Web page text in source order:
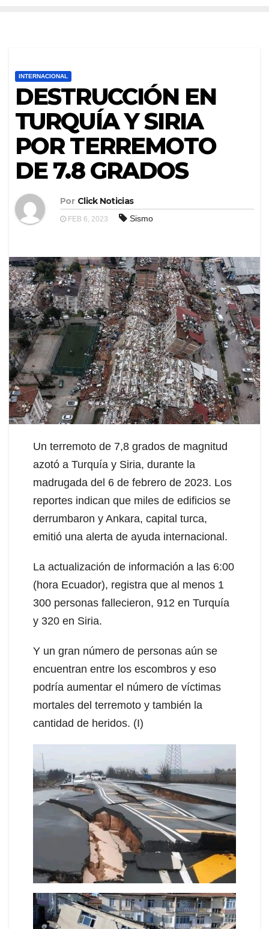
INTERNACIONAL
DESTRUCCIÓN EN
TURQUÍA Y SIRIA
POR TERREMOTO
DE 7.8 GRADOS
Por Click Noticias
FEB 6, 2023 Sismo
Un terremoto de 7,8 grados de magnitud
azotó a Turquía y Siria, durante la
madrugada del 6 de febrero de 2023. Los
reportes indican que miles de edificios se
derrumbaron y Ankara, capital turca,
emitió una alerta de ayuda internacional.
La actualización de información a las 6:00
(hora Ecuador), registra que al menos 1
300 personas fallecieron, 912 en Turquía
y 320 en Siria.
Y un gran número de personas aún se
encuentran entre los escombros y eso
podría aumentar el número de víctimas
mortales del terremoto y también la
cantidad de heridos. (I)